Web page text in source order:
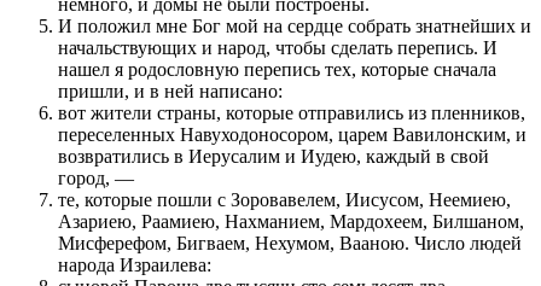
немного, и домы не были построены.
И положил мне Бог мой на сердце собрать знатнейших и
начальствующих и народ, чтобы сделать перепись. И
нашел я родословную перепись тех, которые сначала
пришли, и в ней написано:
вот жители страны, которые отправились из пленников,
переселенных Навуходоносором, царем Вавилонским, и
возвратились в Иерусалим и Иудею, каждый в свой
город, —
те, которые пошли с Зоровавелем, Иисусом, Неемиею,
Азариею, Раамиею, Нахманием, Мардохеем, Билшаном,
Мисферефом, Бигваем, Нехумом, Вааною. Число людей
народа Израилева: